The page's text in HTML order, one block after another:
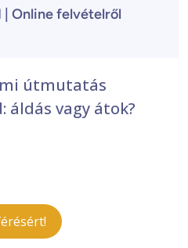
Online felvételről
útmutatás
áldás vagy átok?